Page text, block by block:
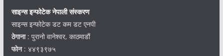
साइन्स इन्फोटेक नेपाली संस्करण
साइन्स इन्फोटेक डट कम डट एनपी
ठेगाना: पुरानो वानेश्वर, काठमाडौं
फोन: ४४९३९७५